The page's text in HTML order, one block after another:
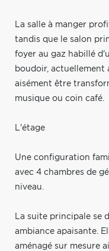
La salle à manger
tandis que le salon
foyer au gaz habillé
boudoir, actuellement
aisément être
musique ou coin café.
L'étage
Une configuration
avec 4 chambres de
niveau.
La suite principale se
ambiance apaisante.
aménagé sur mesure